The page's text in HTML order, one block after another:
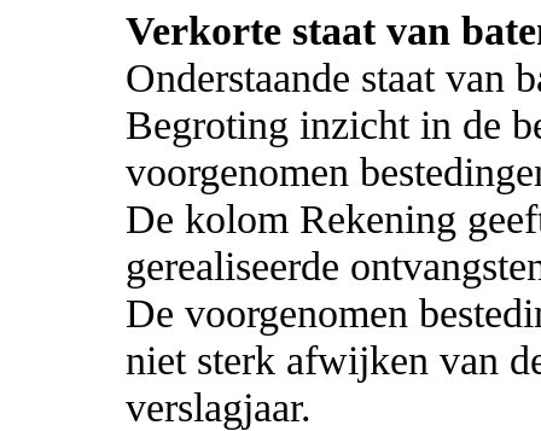
Verkorte staat van
Onderstaande staat van
Begroting inzicht in de
voorgenomen
De kolom Rekening
gerealiseerde
De voorgenomen
niet sterk afwijken van
verslagjaar.